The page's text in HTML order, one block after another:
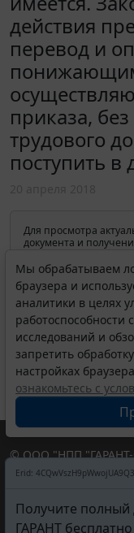
действия
перевод и
приказа,
трудового
поступить в
Для просмотра
документа и
изменениях и
документа,
Интернет-версии
Мы обрабатываем
браузера и
аналитики в целях
работоспособности
исследований и
запретить
настройках
ознакомьтесь с
Erid: 4CQwVszH9pWwojUA9Q3
Получите полный
ГАРАНТ
© ООО "НПП "ГАРАНТ-
выпускается с 1990
являются
информации ГАРАНТ.
Портал ГАРАНТ.РУ